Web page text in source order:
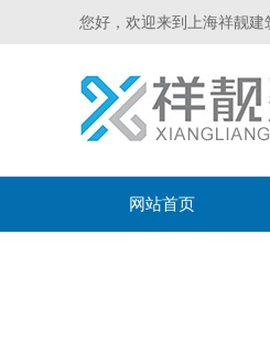
您好，欢迎来到上海祥靓建
网站首页